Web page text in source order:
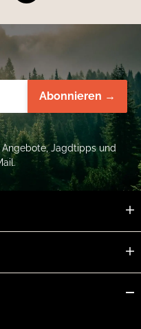
Abonnieren →
Jagdtipps und